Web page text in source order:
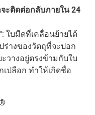
ะติดต่อกลับภายใน 24
ใบมีดที่เคลื่อนย้ายได้
างของวัตถุที่จะปอก
ะวางอยู่ตรงข้ามกับใบ
ปลือก ทำให้เกิดชื่อ